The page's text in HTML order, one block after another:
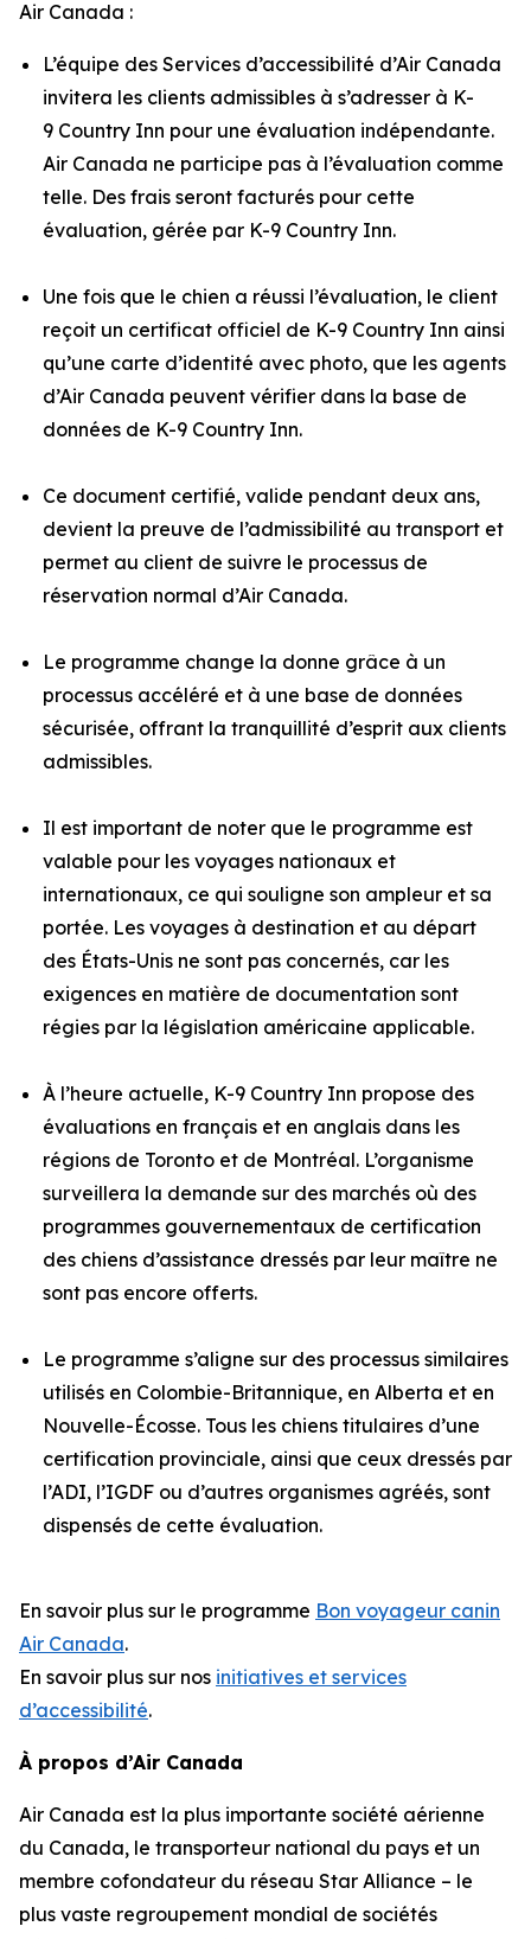
Air Canada :
L’équipe des Services d’accessibilité d’Air Canada
invitera les clients admissibles à s’adresser à K-
9 Country Inn pour une évaluation indépendante.
Air Canada ne participe pas à l’évaluation comme
telle. Des frais seront facturés pour cette
évaluation, gérée par K-9 Country Inn.
Une fois que le chien a réussi l’évaluation, le client
reçoit un certificat officiel de K-9 Country Inn ainsi
qu’une carte d’identité avec photo, que les agents
d’Air Canada peuvent vérifier dans la base de
données de K-9 Country Inn.
Ce document certifié, valide pendant deux ans,
devient la preuve de l’admissibilité au transport et
permet au client de suivre le processus de
réservation normal d’Air Canada.
Le programme change la donne grâce à un
processus accéléré et à une base de données
sécurisée, offrant la tranquillité d’esprit aux clients
admissibles.
Il est important de noter que le programme est
valable pour les voyages nationaux et
internationaux, ce qui souligne son ampleur et sa
portée. Les voyages à destination et au départ
des États-Unis ne sont pas concernés, car les
exigences en matière de documentation sont
régies par la législation américaine applicable.
À l’heure actuelle, K-9 Country Inn propose des
évaluations en français et en anglais dans les
régions de Toronto et de Montréal. L’organisme
surveillera la demande sur des marchés où des
programmes gouvernementaux de certification
des chiens d’assistance dressés par leur maître ne
sont pas encore offerts.
Le programme s’aligne sur des processus similaires
utilisés en Colombie-Britannique, en Alberta et en
Nouvelle-Écosse. Tous les chiens titulaires d’une
certification provinciale, ainsi que ceux dressés par
l’ADI, l’IGDF ou d’autres organismes agréés, sont
dispensés de cette évaluation.
En savoir plus sur le programme Bon voyageur canin
Air Canada.
En savoir plus sur nos initiatives et services
d’accessibilité.
À propos d’Air Canada
Air Canada est la plus importante société aérienne
du Canada, le transporteur national du pays et un
membre cofondateur du réseau Star Alliance – le
plus vaste regroupement mondial de sociétés